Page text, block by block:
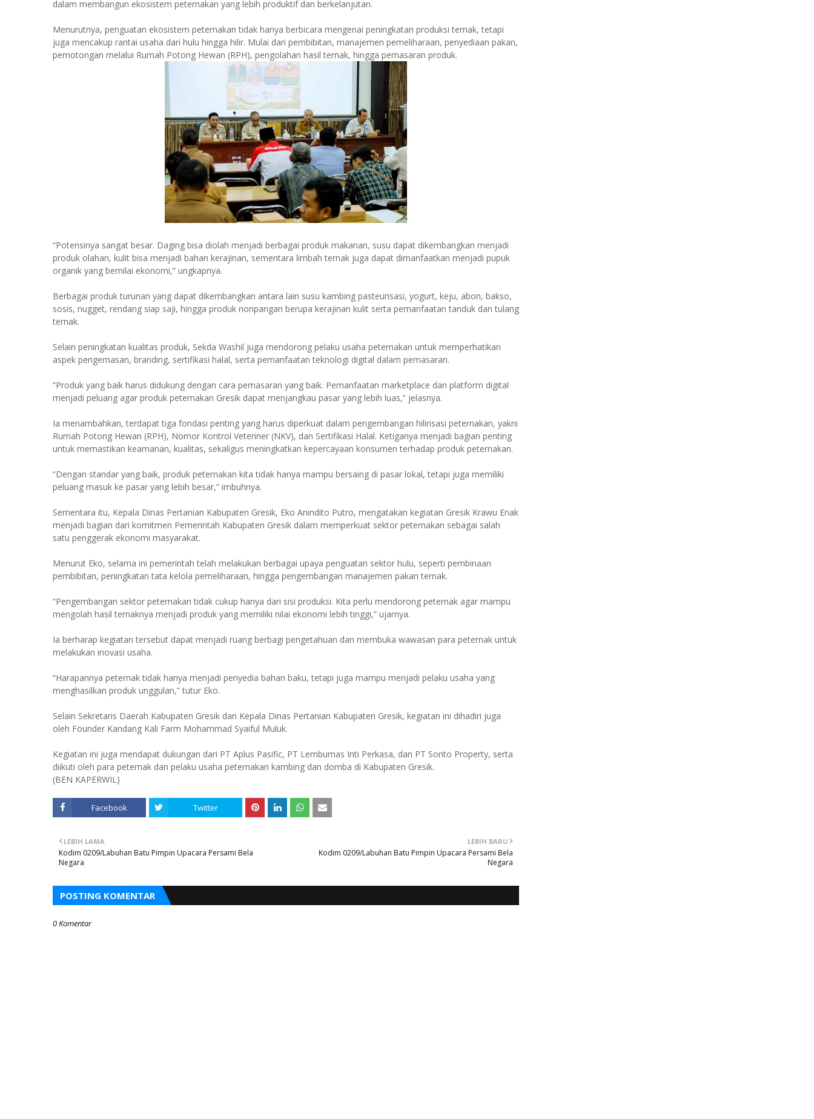
dalam membangun ekosistem peternakan yang lebih produktif dan berkelanjutan.
Menurutnya, penguatan ekosistem peternakan tidak hanya berbicara mengenai peningkatan produksi ternak, tetapi
juga mencakup rantai usaha dari hulu hingga hilir. Mulai dari pembibitan, manajemen pemeliharaan, penyediaan pakan,
pemotongan melalui Rumah Potong Hewan (RPH), pengolahan hasil ternak, hingga pemasaran produk.
“Potensinya sangat besar. Daging bisa diolah menjadi berbagai produk makanan, susu dapat dikembangkan menjadi
produk olahan, kulit bisa menjadi bahan kerajinan, sementara limbah ternak juga dapat dimanfaatkan menjadi pupuk
organik yang bernilai ekonomi,” ungkapnya.
Berbagai produk turunan yang dapat dikembangkan antara lain susu kambing pasteurisasi, yogurt, keju, abon, bakso,
sosis, nugget, rendang siap saji, hingga produk nonpangan berupa kerajinan kulit serta pemanfaatan tanduk dan tulang
ternak.
Selain peningkatan kualitas produk, Sekda Washil juga mendorong pelaku usaha peternakan untuk memperhatikan
aspek pengemasan, branding, sertifikasi halal, serta pemanfaatan teknologi digital dalam pemasaran.
“Produk yang baik harus didukung dengan cara pemasaran yang baik. Pemanfaatan marketplace dan platform digital
menjadi peluang agar produk peternakan Gresik dapat menjangkau pasar yang lebih luas,” jelasnya.
Ia menambahkan, terdapat tiga fondasi penting yang harus diperkuat dalam pengembangan hilirisasi peternakan, yakni
Rumah Potong Hewan (RPH), Nomor Kontrol Veteriner (NKV), dan Sertifikasi Halal. Ketiganya menjadi bagian penting
untuk memastikan keamanan, kualitas, sekaligus meningkatkan kepercayaan konsumen terhadap produk peternakan.
“Dengan standar yang baik, produk peternakan kita tidak hanya mampu bersaing di pasar lokal, tetapi juga memiliki
peluang masuk ke pasar yang lebih besar,” imbuhnya.
Sementara itu, Kepala Dinas Pertanian Kabupaten Gresik, Eko Anindito Putro, mengatakan kegiatan Gresik Krawu Enak
menjadi bagian dari komitmen Pemerintah Kabupaten Gresik dalam memperkuat sektor peternakan sebagai salah
satu penggerak ekonomi masyarakat.
Menurut Eko, selama ini pemerintah telah melakukan berbagai upaya penguatan sektor hulu, seperti pembinaan
pembibitan, peningkatan tata kelola pemeliharaan, hingga pengembangan manajemen pakan ternak.
“Pengembangan sektor peternakan tidak cukup hanya dari sisi produksi. Kita perlu mendorong peternak agar mampu
mengolah hasil ternaknya menjadi produk yang memiliki nilai ekonomi lebih tinggi,” ujarnya.
Ia berharap kegiatan tersebut dapat menjadi ruang berbagi pengetahuan dan membuka wawasan para peternak untuk
melakukan inovasi usaha.
“Harapannya peternak tidak hanya menjadi penyedia bahan baku, tetapi juga mampu menjadi pelaku usaha yang
menghasilkan produk unggulan,” tutur Eko.
Selain Sekretaris Daerah Kabupaten Gresik dan Kepala Dinas Pertanian Kabupaten Gresik, kegiatan ini dihadiri juga
oleh Founder Kandang Kali Farm Mohammad Syaiful Muluk.
Kegiatan ini juga mendapat dukungan dari PT Aplus Pasific, PT Lembumas Inti Perkasa, dan PT Sonto Property, serta
diikuti oleh para peternak dan pelaku usaha peternakan kambing dan domba di Kabupaten Gresik.
(BEN KAPERWIL)
Facebook Twitter
LEBIH BARU
Kodim 0209/Labuhan Batu Pimpin Upacara Persami Bela
Negara
LEBIH LAMA
Kodim 0209/Labuhan Batu Pimpin Upacara Persami Bela
Negara
POSTING KOMENTAR
0 Komentar